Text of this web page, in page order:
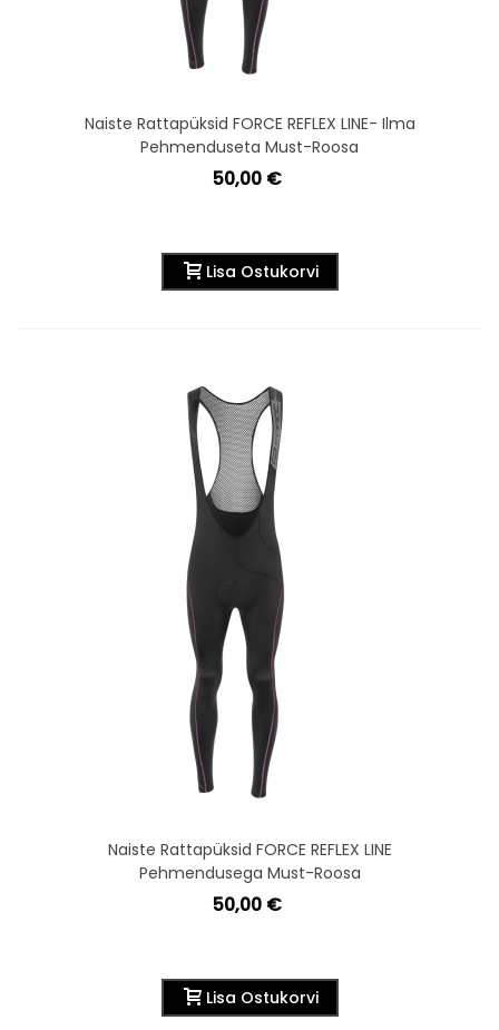
Naiste Rattapüksid FORCE REFLEX LINE- Ilma
Pehmenduseta Must-Roosa
50,00 €
Lisa Ostukorvi
Naiste Rattapüksid FORCE REFLEX LINE
Pehmendusega Must-Roosa
50,00 €
Lisa Ostukorvi